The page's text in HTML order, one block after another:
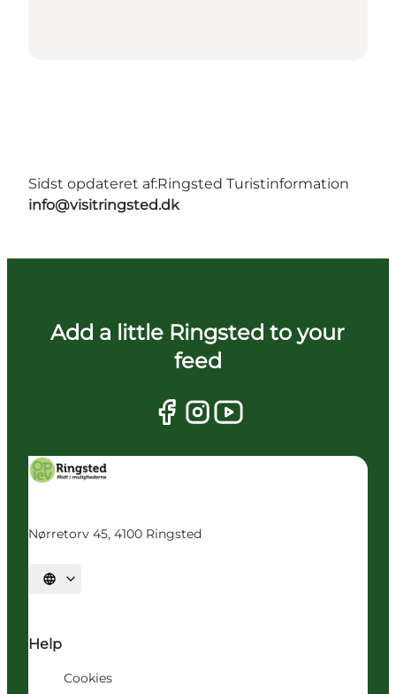
Sidst opdateret af:Ringsted Turistinformation
info@visitringsted.dk
Add a little Ringsted to your
feed
Nørretorv 45, 4100 Ringsted
Vælg sprog
Help
Cookies